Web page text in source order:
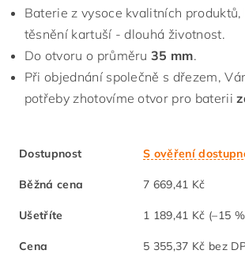
Baterie z vysoce kvalitních produktů,
těsnění kartuší - dlouhá životnost.
Do otvoru o průměru35 mm.
Při objednání společně s dřezem,
potřeby zhotovíme otvor pro baterii
Dostupnost S ověření
Běžná cena 7 669,41 Kč
Ušetříte 1 189,41 Kč (–15
Cena 5 355,37 Kč